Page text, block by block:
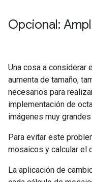
Opcional:
Una cosa a considerar
aumenta de tamaño,
necesarios para
implementación de
imágenes muy
Para evitar este
mosaicos y calcular el
La aplicación de